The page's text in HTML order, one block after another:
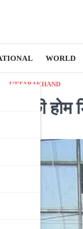
WORLD
UTTARAKHAND
की होम